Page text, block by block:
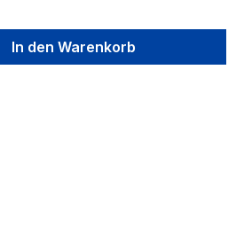
gewünschten Wert
In den Warenkorb